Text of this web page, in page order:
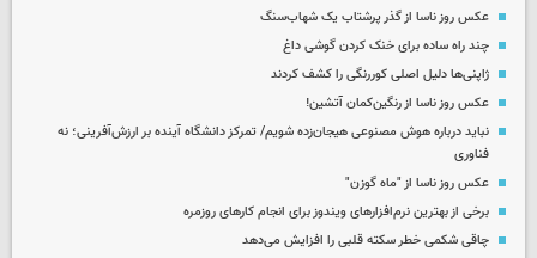
عکس روز ناسا از گذر پرشتاب یک شهاب‌سنگ
چند راه‌ ساده برای خنک کردن گوشی داغ
ژاپنی‌ها دلیل اصلی کوررنگی را کشف کردند
عکس روز ناسا از رنگین‌کمان آتشین!
نباید درباره هوش مصنوعی هیجان‌زده شویم/ تمرکز دانشگاه آینده بر ارزش‌آفرینی؛ نه
فناوری
عکس روز ناسا از "ماه گوزن"
برخی از بهترین نرم‌افزارهای ویندوز برای انجام کارهای روزمره
چاقی شکمی خطر سکته قلبی را افزایش می‌دهد